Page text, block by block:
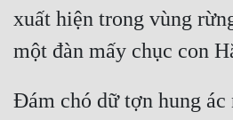
xuất hiện trong vùng
Đám chó dữ tợn hung ác